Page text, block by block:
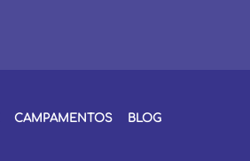
CAMPAMENTOS BLOG